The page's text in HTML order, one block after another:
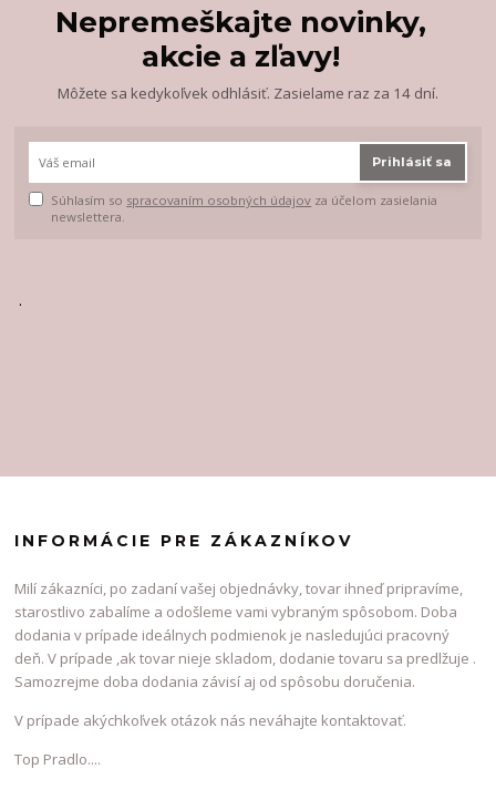
Nepremeškajte novinky,
akcie a zľavy!
Môžete sa kedykoľvek odhlásiť. Zasielame raz za 14 dní.
Prihlásiť sa
Súhlasím so spracovaním osobných údajov za účelom zasielania
newslettera.
.
INFORMÁCIE PRE ZÁKAZNÍKOV
Milí zákazníci, po zadaní vašej objednávky, tovar ihneď pripravíme,
starostlivo zabalíme a odošleme vami vybraným spôsobom. Doba
dodania v prípade ideálnych podmienok je nasledujúci pracovný
deň. V prípade ,ak tovar nieje skladom, dodanie tovaru sa predlžuje .
Samozrejme doba dodania závisí aj od spôsobu doručenia.
V prípade akýchkoľvek otázok nás neváhajte kontaktovať.
Top Pradlo....